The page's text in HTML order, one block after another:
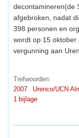
decontamineren(de
afgebroken, nadat
398 personen en
wordt op 15 oktober
vergunning aan
Trefwoorden:
2007
Urenco/UCN
1 bijlage